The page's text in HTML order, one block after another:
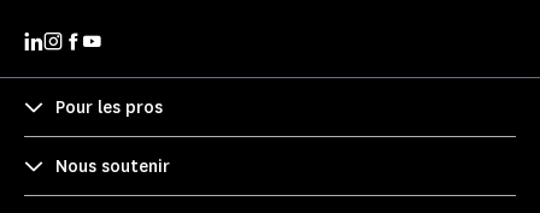
Pour les pros
Nous soutenir